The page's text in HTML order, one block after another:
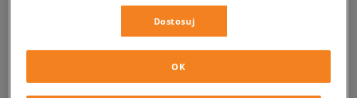
Dostosuj
OK